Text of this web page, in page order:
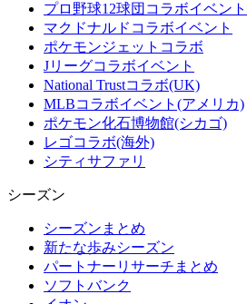
プロ野球12球団コラボイベント
マクドナルドコラボイベント
ポケモンジェットコラボ
Jリーグコラボイベント
National Trustコラボ(UK)
MLBコラボイベント(アメリカ)
ポケモン化石博物館(シカゴ)
レゴコラボ(海外)
シティサファリ
シーズン
シーズンまとめ
新たな歩みシーズン
パートナーリサーチまとめ
ソフトバンク